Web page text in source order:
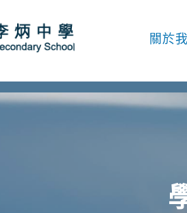
關於